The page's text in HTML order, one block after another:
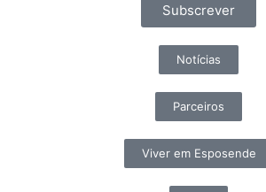
Subscrever
Notícias
Parceiros
Viver em Esposende